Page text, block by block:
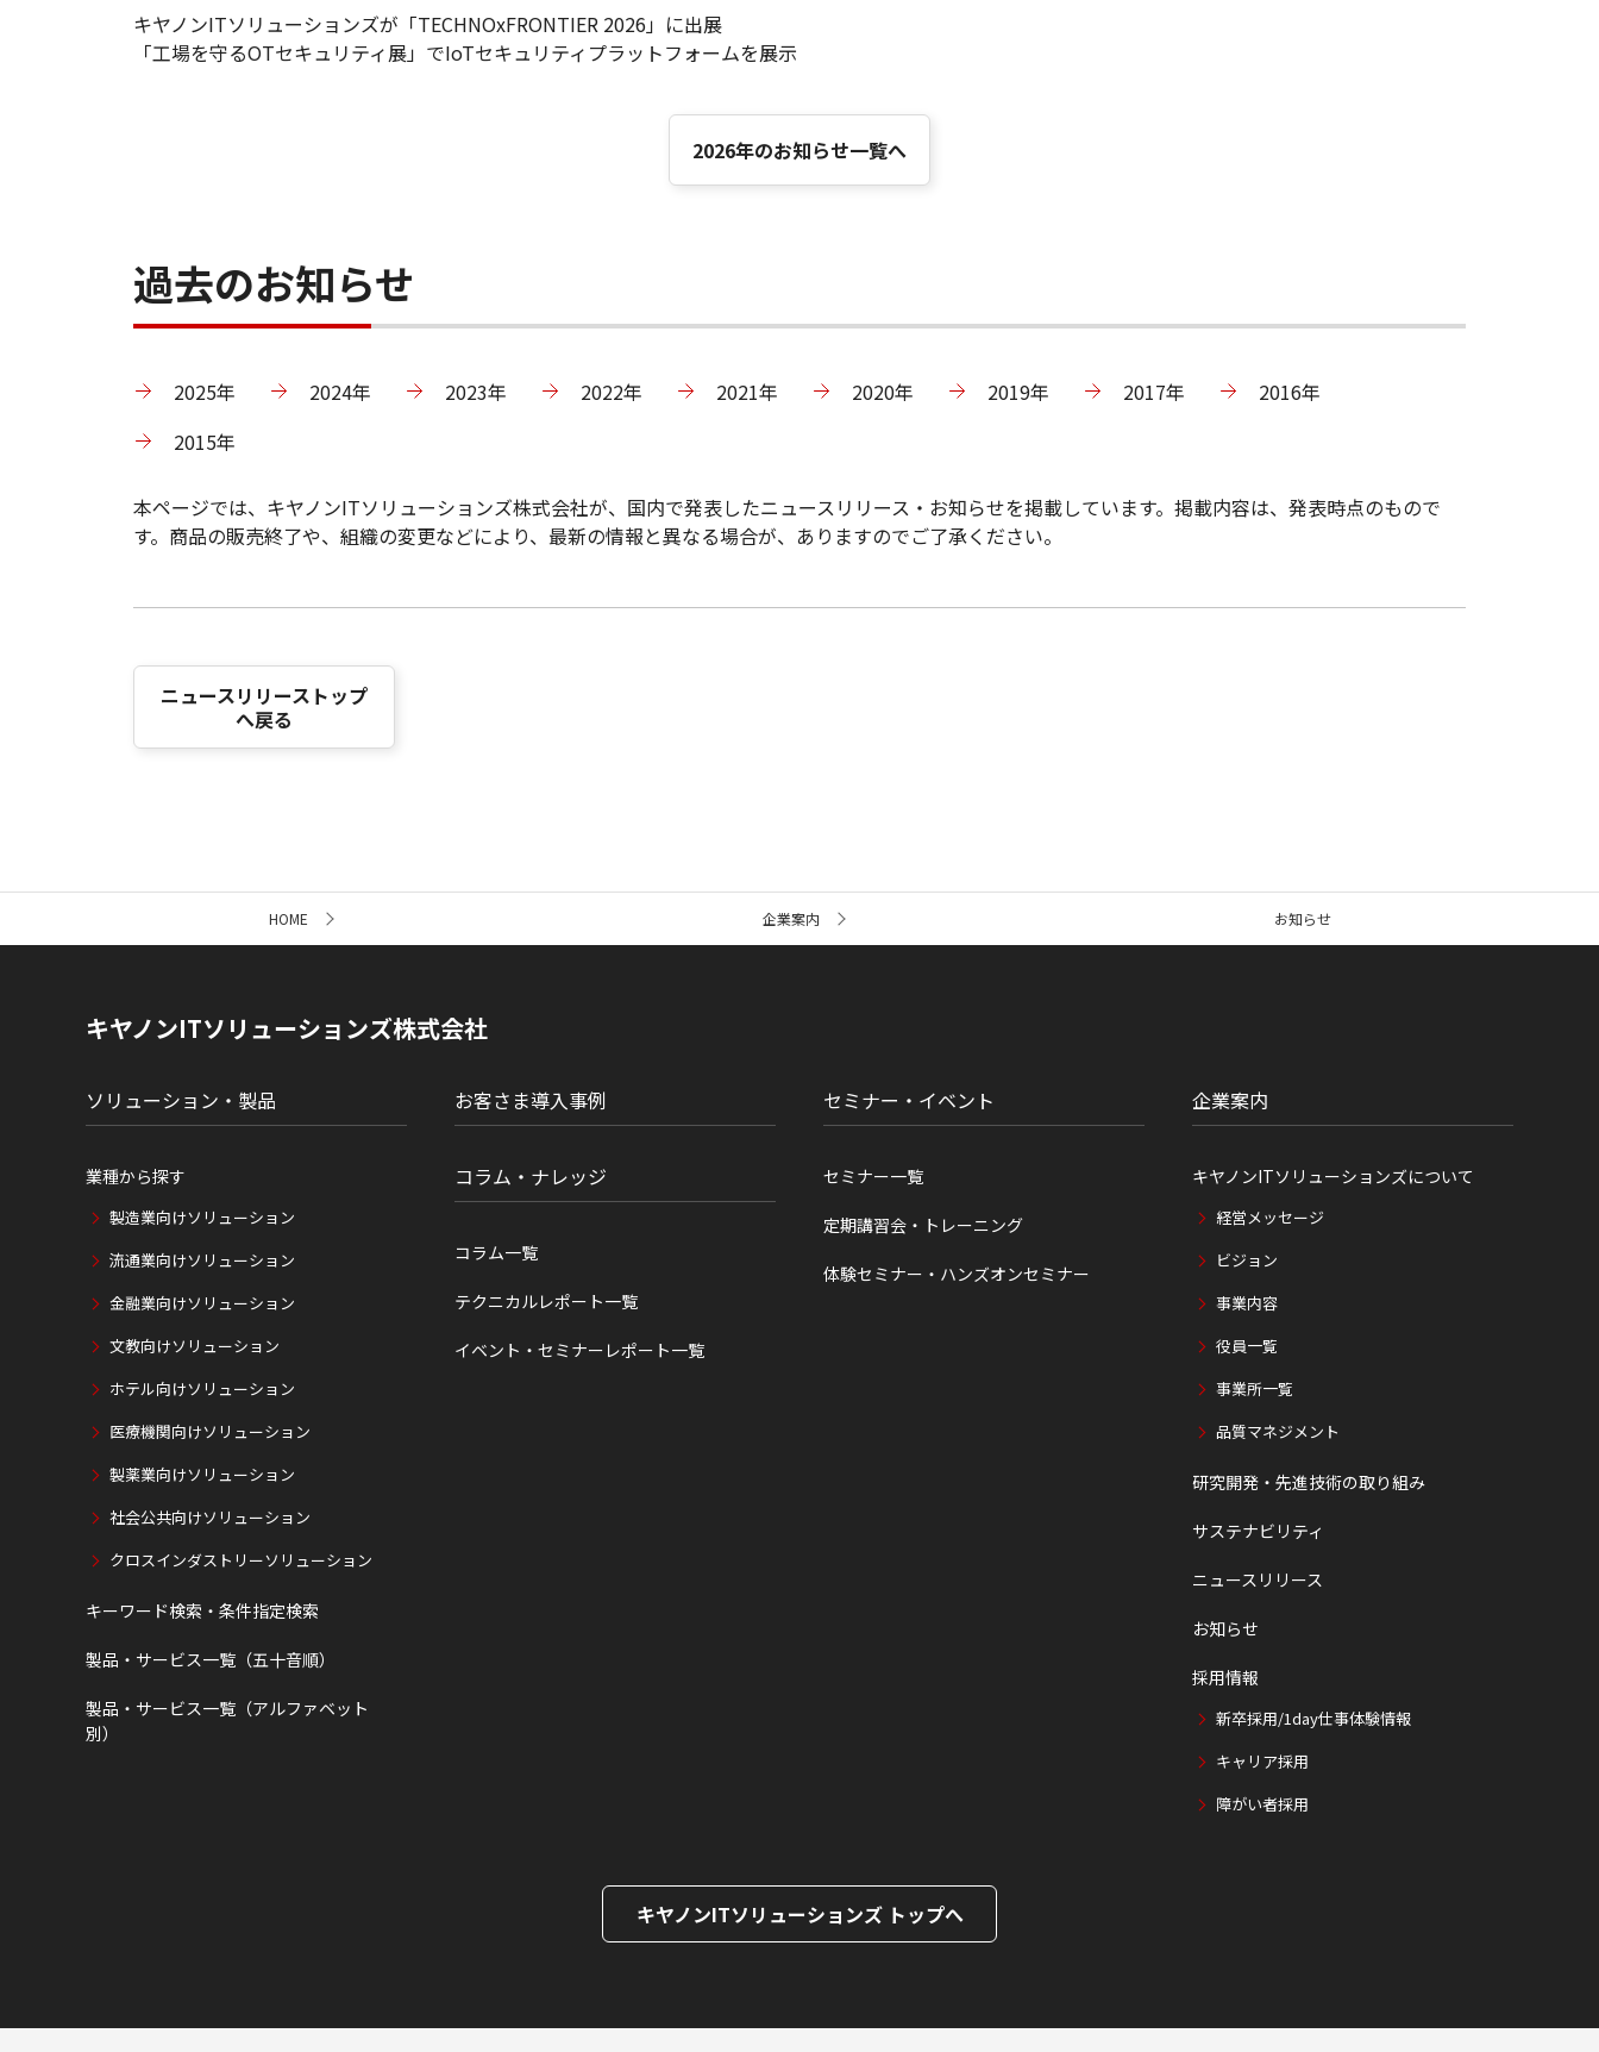
キヤノンITソリューションズが「TECHNOxFRONTIER 2026」に出展
「工場を守るOTセキュリティ展」でIoTセキュリティプラットフォームを展示
2026年のお知らせ一覧へ
過去のお知らせ
2025年 2024年 2023年 2022年 2021年 2020年 2019年 2017年
2016年
2015年
本ページでは、キヤノンITソリューションズ株式会社が、国内で発表したニュースリリース・お知らせを掲載しています。掲載内容は、発表時点のもので
す。商品の販売終了や、組織の変更などにより、最新の情報と異なる場合が、ありますのでご了承ください。
ニュースリリーストップ
へ戻る
ト
HOME 企業案内 お知らせ
キヤノンITソリューションズ株式会社
ソリューション・製品
業種から探す
製造業向けソリューション
流通業向けソリューション
金融業向けソリューション
文教向けソリューション
ホテル向けソリューション
医療機関向けソリューション
製薬業向けソリューション
社会公共向けソリューション
クロスインダストリーソリューション
キーワード検索・条件指定検索
製品・サービス一覧（五十音順）
製品・サービス一覧（アルファベット
別）
お客さま導入事例
コラム・ナレッジ
コラム一覧
テクニカルレポート一覧
イベント・セミナーレポート一覧
セミナー・イベント
セミナー一覧
定期講習会・トレーニング
体験セミナー・ハンズオンセミナー
企業案内
キヤノンITソリューションズについて
経営メッセージ
ビジョン
事業内容
役員一覧
事業所一覧
品質マネジメント
研究開発・先進技術の取り組み
サステナビリティ
ニュースリリース
お知らせ
採用情報
新卒採用/1day仕事体験情報
キャリア採用
障がい者採用
キヤノンITソリューションズ トップへ